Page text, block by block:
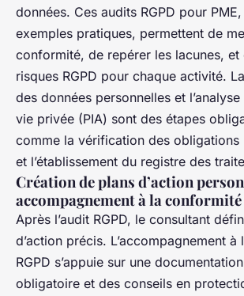
données. Ces audits RGPD pour
exemples pratiques, permettent de
conformité, de repérer les lacunes, et
risques RGPD pour chaque activité.
des données personnelles et
vie privée (PIA) sont des étapes
comme la vérification des obligations
et l’établissement du registre des
Création de plans d’action
accompagnement à la conformité
Après l’audit RGPD, le consultant
d’action précis. L’accompagnement
RGPD s’appuie sur une
obligatoire et des conseils en